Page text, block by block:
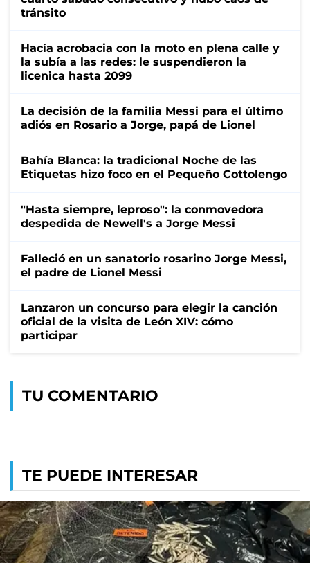
tránsito
Hacía acrobacia con la moto en plena calle y
la subía a las redes: le suspendieron la
licenica hasta 2099
La decisión de la familia Messi para el último
adiós en Rosario a Jorge, papá de Lionel
Bahía Blanca: la tradicional Noche de las
Etiquetas hizo foco en el Pequeño Cottolengo
"Hasta siempre, leproso": la conmovedora
despedida de Newell's a Jorge Messi
Falleció en un sanatorio rosarino Jorge Messi,
el padre de Lionel Messi
Lanzaron un concurso para elegir la canción
oficial de la visita de León XIV: cómo
participar
TU COMENTARIO
TE PUEDE INTERESAR